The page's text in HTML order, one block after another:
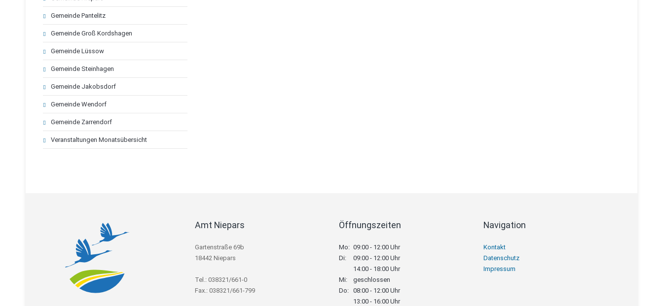
überspringen
Gemeinde Pantelitz
Gemeinde Groß Kordshagen
Gemeinde Lüssow
Gemeinde Steinhagen
Gemeinde Jakobsdorf
Gemeinde Wendorf
Gemeinde Zarrendorf
Veranstaltungen Monatsübersicht
Amt Niepars
Gartenstraße 69b
18442 Niepars
Tel.: 038321/661-0
Fax.: 038321/661-799
Öffnungszeiten
Mo: 09:00 - 12:00 Uhr
Di:
09:00 - 12:00 Uhr
14:00 - 18:00 Uhr
Mi:
geschlossen
Do: 08:00 - 12:00 Uhr
13:00 - 16:00 Uhr
Navigation
Navigation
überspringen
Kontakt
Datenschutz
Impressum